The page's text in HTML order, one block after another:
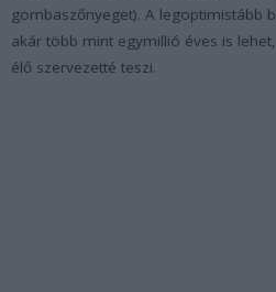
gombaszőnyeget). A legoptimistább
akár több mint egymillió éves is
élő szervezetté teszi.